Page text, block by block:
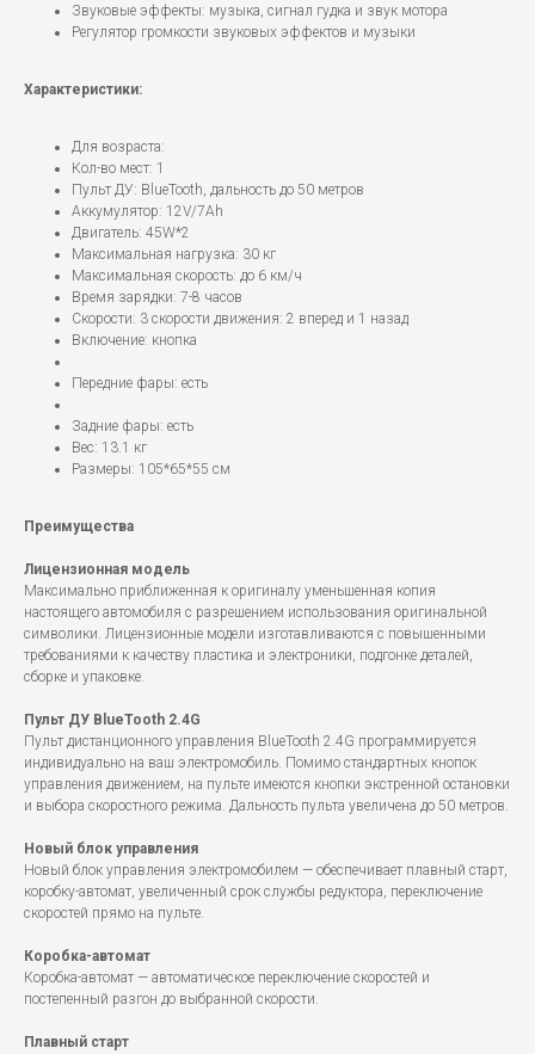
Звуковые эффекты: музыка, сигнал гудка и звук мотора
Регулятор громкости звуковых эффектов и музыки
Характеристики:
Для возраста:
Кол-во мест: 1
Пульт ДУ: BlueTooth, дальность до 50 метров
Аккумулятор: 12V/7Ah
Двигатель: 45W*2
Максимальная нагрузка: 30 кг
Максимальная скорость: до 6 км/ч
Время зарядки: 7-8 часов
Скорости: 3 скорости движения: 2 вперед и 1 назад
Включение: кнопка
Передние фары: есть
Задние фары: есть
Вес: 13.1 кг
Размеры: 105*65*55 см
Преимущества
Лицензионная модель
Максимально приближенная к оригиналу уменьшенная копия
настоящего автомобиля с разрешением использования оригинальной
символики. Лицензионные модели изготавливаются с повышенными
требованиями к качеству пластика и электроники, подгонке деталей,
сборке и упаковке.
Пульт ДУ BlueTooth 2.4G
Пульт дистанционного управления BlueTooth 2.4G программируется
индивидуально на ваш электромобиль. Помимо стандартных кнопок
управления движением, на пульте имеются кнопки экстренной остановки
и выбора скоростного режима. Дальность пульта увеличена до 50 метров.
Новый блок управления
Новый блок управления электромобилем — обеспечивает плавный старт,
коробку-автомат, увеличенный срок службы редуктора, переключение
скоростей прямо на пульте.
Коробка-автомат
Коробка-автомат — автоматическое переключение скоростей и
постепенный разгон до выбранной скорости.
Плавный старт